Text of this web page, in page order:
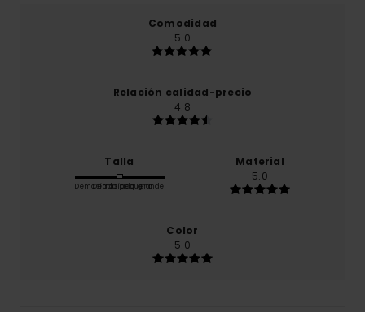
Comodidad
5.0
Relación calidad-precio
4.8
Talla
Demasiado pequeño
Demasiado grande
Material
5.0
Color
5.0